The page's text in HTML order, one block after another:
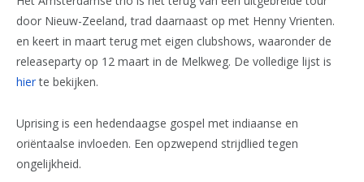
door Nieuw-Zeeland, trad daarnaast op met Henny Vrienten.
en keert in maart terug met eigen clubshows, waaronder de
releaseparty op 12 maart in de Melkweg. De volledige lijst is
hier te bekijken.
Uprising is een hedendaagse gospel met indiaanse en
oriëntaalse invloeden. Een opzwepend strijdlied tegen
ongelijkheid.